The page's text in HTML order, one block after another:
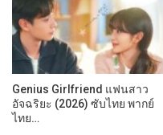
Genius Girlfriend แฟนสาว
อัจฉริยะ (2026) ซับไทย พากย์
ไทย…